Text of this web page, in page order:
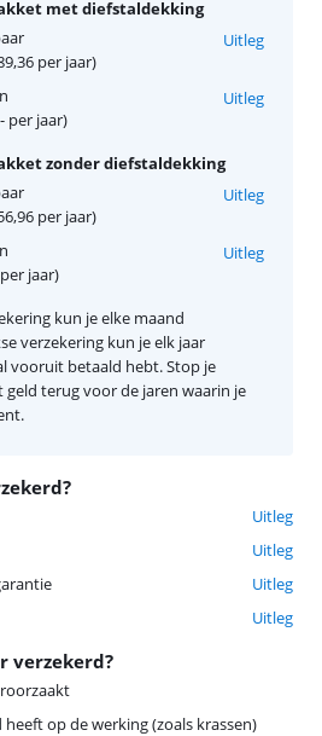
Uitleg
Uitleg
Uitleg
Uitleg
verzekerd?
op de werking (zoals krassen)
met diefstaldekking
per jaar)
Uitleg
per jaar)
Uitleg
zonder diefstaldekking
per jaar)
Uitleg
jaar)
Uitleg
kun je elke maand
verzekering kun je elk jaar
vooruit betaald hebt. Stop je
geld terug voor de jaren waarin je